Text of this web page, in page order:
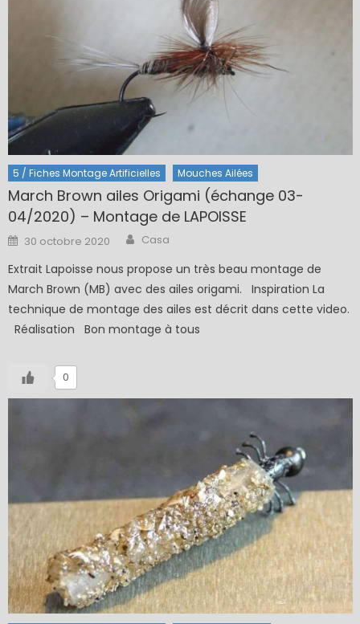
5 / Fiches Montage Artificielles Mouches Ailées
March Brown ailes Origami (échange 03-
04/2020) – Montage de LAPOISSE
Posted
on
30 octobre 2020 Author
Casa
Extrait Lapoisse nous propose un très beau montage de
March Brown (MB) avec des ailes origami. Inspiration La
technique de montage des ailes est décrit dans cette video.
Réalisation Bon montage à tous
0